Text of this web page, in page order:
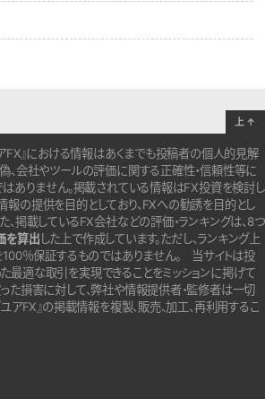
アFX』における情報はあくまでも投稿者の個人的見解
、会社やツールの評価に関する正確性・信頼性等に
ありません。掲載されている情報はFX投資を検討し
の提供を目的としており、FXへの勧誘を目的とし
、掲載しているFX会社などの評価・ランキングは、8つ
を算出 した上で作成しています。ただし、ランキング上
％保証するものではありません。
当サイトは投
最適な取引を実現できることをミッションに掲げて
た損害に対して、弊社や情報提供者・監修者は一切
アFX』の掲載情報を複製、販売、加工、再利用するこ
上 ↑